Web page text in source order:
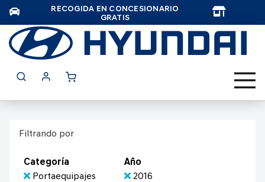
RECOGIDA EN CONCESIONARIO
GRATIS
Filtrando por
Categoría
Portaequipajes
Año
2016